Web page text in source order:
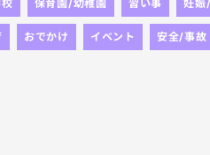
保育園/幼稚園 習い事 妊娠
おでかけ イベント 安全/事故